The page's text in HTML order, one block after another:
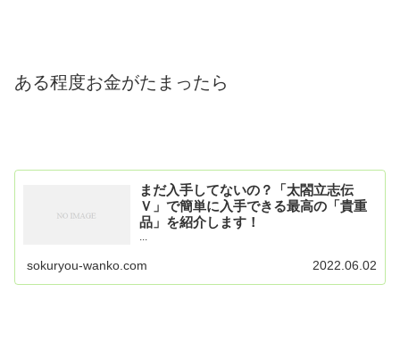
ある程度お金がたまったら
まだ入手してないの？「太閤立志伝
Ｖ」で簡単に入手できる最高の「貴重
品」を紹介します！
...
sokuryou-wanko.com 2022.06.02